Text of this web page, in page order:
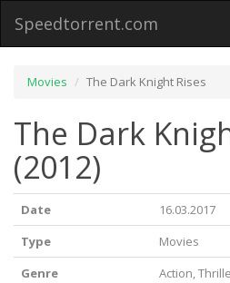
Speedtorrent.com
Movies The Dark Knight Rises
The Dark
(2012)
Date
16.03.2017
Type
Movies
Genre
Action,